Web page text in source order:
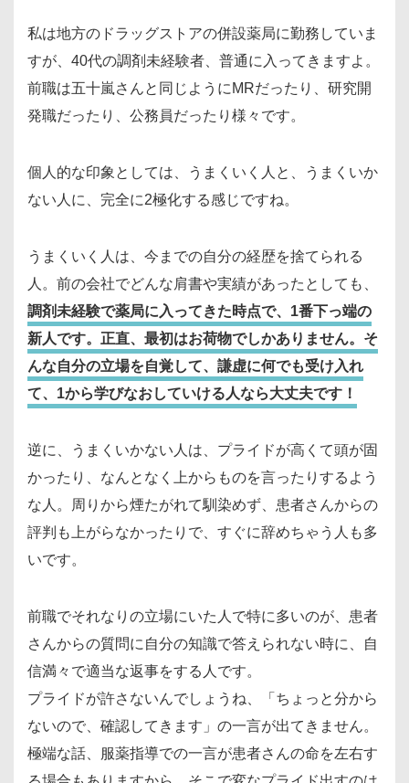
私は地方のドラッグストアの併設薬局に勤務していま
すが、40代の調剤未経験者、普通に入ってきますよ。
前職は五十嵐さんと同じようにMRだったり、研究開
発職だったり、公務員だったり様々です。
個人的な印象としては、うまくいく人と、うまくいか
ない人に、完全に2極化する感じですね。
うまくいく人は、今までの自分の経歴を捨てられる
人。前の会社でどんな肩書や実績があったとしても、
調剤未経験で薬局に入ってきた時点で、1番下っ端の
新人です。正直、最初はお荷物でしかありません。そ
んな自分の立場を自覚して、謙虚に何でも受け入れ
て、1から学びなおしていける人なら大丈夫です！
逆に、うまくいかない人は、プライドが高くて頭が固
かったり、なんとなく上からものを言ったりするよう
な人。周りから煙たがれて馴染めず、患者さんからの
評判も上がらなかったりで、すぐに辞めちゃう人も多
いです。
前職でそれなりの立場にいた人で特に多いのが、患者
さんからの質問に自分の知識で答えられない時に、自
信満々で適当な返事をする人です。
プライドが許さないんでしょうね、「ちょっと分から
ないので、確認してきます」の一言が出てきません。
極端な話、服薬指導での一言が患者さんの命を左右す